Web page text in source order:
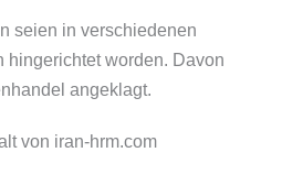
seien in verschiedenen
hingerichtet worden. Davon
angeklagt.
von iran​-hrm​.com